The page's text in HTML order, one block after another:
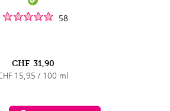
58
CHF 31,90
15,95 / 100 ml